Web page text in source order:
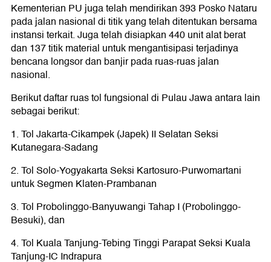
Kementerian PU juga telah mendirikan 393 Posko Nataru
pada jalan nasional di titik yang telah ditentukan bersama
instansi terkait. Juga telah disiapkan 440 unit alat berat
dan 137 titik material untuk mengantisipasi terjadinya
bencana longsor dan banjir pada ruas-ruas jalan
nasional.
Berikut daftar ruas tol fungsional di Pulau Jawa antara lain
sebagai berikut:
1. Tol Jakarta-Cikampek (Japek) II Selatan Seksi
Kutanegara-Sadang
2. Tol Solo-Yogyakarta Seksi Kartosuro-Purwomartani
untuk Segmen Klaten-Prambanan
3. Tol Probolinggo-Banyuwangi Tahap I (Probolinggo-
Besuki), dan
4. Tol Kuala Tanjung-Tebing Tinggi Parapat Seksi Kuala
Tanjung-IC Indrapura